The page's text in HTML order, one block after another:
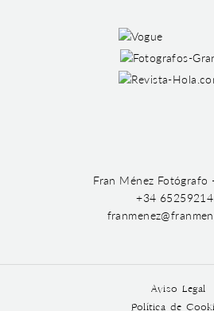
Fran Ménez Fotógrafo
+34
Aviso Legal
Política de